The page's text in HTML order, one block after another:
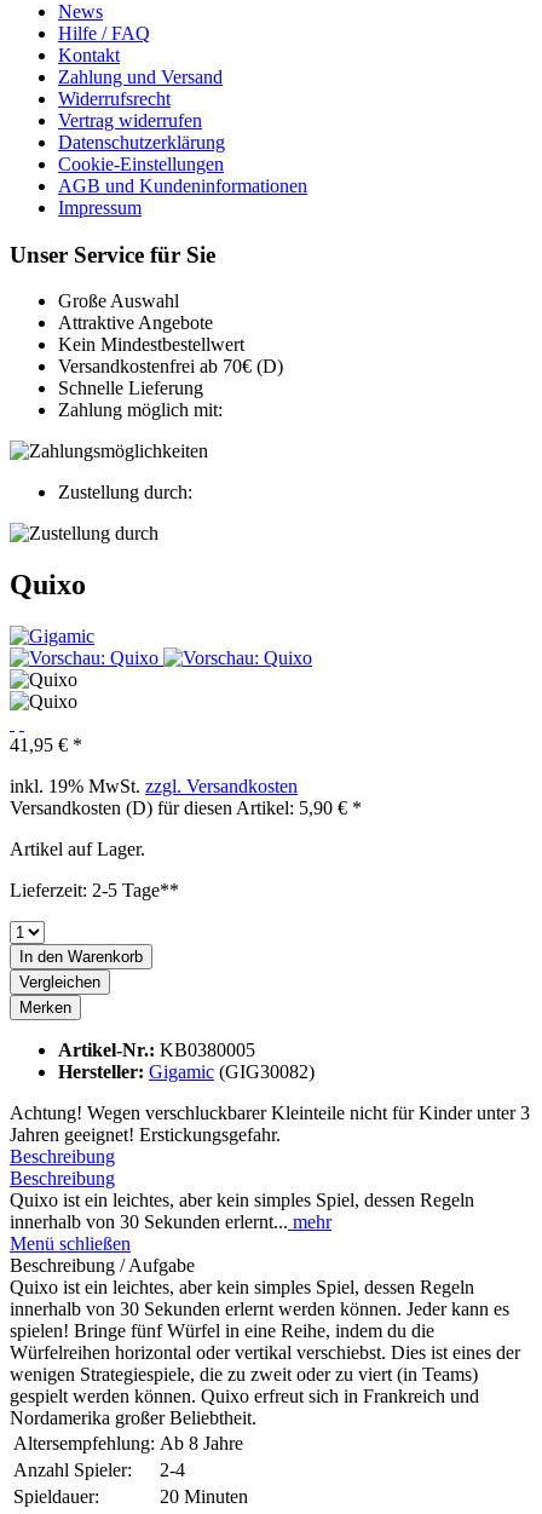
News
Hilfe / FAQ
Kontakt
Zahlung und Versand
Widerrufsrecht
Vertrag widerrufen
Datenschutzerklärung
Cookie-Einstellungen
AGB und Kundeninformationen
Impressum
Unser Service für Sie
Große Auswahl
Attraktive Angebote
Kein Mindestbestellwert
Versandkostenfrei ab 70€ (D)
Schnelle Lieferung
Zahlung möglich mit:
Zustellung durch:
Quixo
41,95 € *
inkl. 19% MwSt. zzgl. Versandkosten
Versandkosten (D) für diesen Artikel: 5,90 € *
Artikel auf Lager.
Lieferzeit: 2-5 Tage**
In den Warenkorb
Vergleichen
Merken
Artikel-Nr.: KB0380005
Hersteller: Gigamic (GIG30082)
Achtung! Wegen verschluckbarer Kleinteile nicht für Kinder unter 3
Jahren geeignet! Erstickungsgefahr.
Beschreibung
Beschreibung
Quixo ist ein leichtes, aber kein simples Spiel, dessen Regeln
innerhalb von 30 Sekunden erlernt... mehr
Menü schließen
Beschreibung / Aufgabe
Quixo ist ein leichtes, aber kein simples Spiel, dessen Regeln
innerhalb von 30 Sekunden erlernt werden können. Jeder kann es
spielen! Bringe fünf Würfel in eine Reihe, indem du die
Würfelreihen horizontal oder vertikal verschiebst. Dies ist eines der
wenigen Strategiespiele, die zu zweit oder zu viert (in Teams)
gespielt werden können. Quixo erfreut sich in Frankreich und
Nordamerika großer Beliebtheit.
Altersempfehlung: Ab 8 Jahre
Anzahl Spieler:
2-4
Spieldauer:
20 Minuten